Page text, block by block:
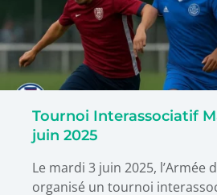
Tournoi Interassociatif
juin 2025
Le mardi 3 juin 2025, l’Armée
organisé un tournoi